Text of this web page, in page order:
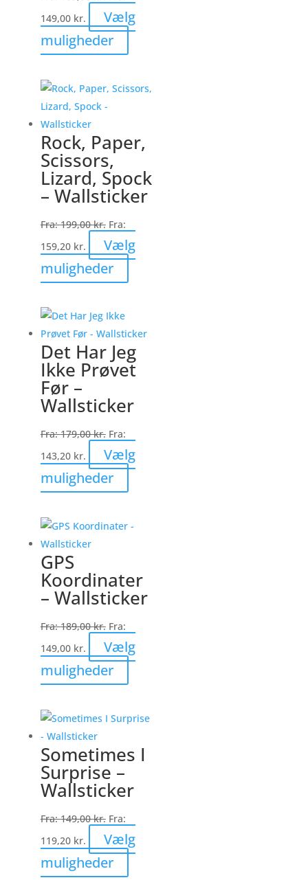
149,00 kr.
Vælg
muligheder
vare
flere
kan
på
varesiden
Rock, Paper,
Scissors,
Lizard, Spock
– Wallsticker
Fra:199,00kr. Fra:
159,20 kr.
Vælg
muligheder
vare
varianter.
Mulighederne
kan
på
Det Har Jeg
Ikke Prøvet
Før –
Wallsticker
Fra:179,00kr. Fra:
143,20 kr.
Vælg
muligheder
vare
flere
kan
vælges
varesiden
GPS
Koordinater
– Wallsticker
Fra:189,00kr. Fra:
149,00 kr.
Vælg
muligheder
vare
flere
Mulighederne
vælges
varesiden
Sometimes I
Surprise –
Wallsticker
Fra:149,00kr. Fra:
119,20 kr.
Vælg
muligheder
vare